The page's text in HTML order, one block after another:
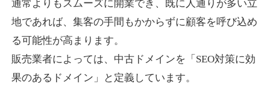
詳細を見る
ジャンル 飲食
DA37 外部リンク数
3,300円 入札 2件
通常よりもスムーズに開業でき、既に人通りが多い立
地であれば、集客の手間もかからずに顧客を呼び込め
る可能性が高まります。
販売業者によっては、中古ドメインを「SEO対策に効
果のあるドメイン」と定義しています。